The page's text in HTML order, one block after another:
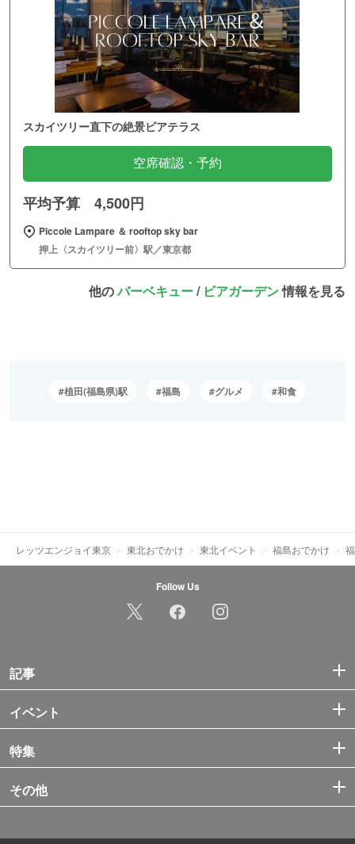
スカイツリー直下の絶景ビアテラス
空席確認・予約
平均予算 4,500円
Piccole Lampare ＆ rooftop sky bar
押上〈スカイツリー前〉駅／東京都
他のバーベキュー/ ビアガーデン情報を見る
植田(福島県)駅 福島 グルメ 和食
レッツエンジョイ東京 東北おでかけ 東北イベント 福島おでかけ
Follow Us
記事
イベント
特集
その他